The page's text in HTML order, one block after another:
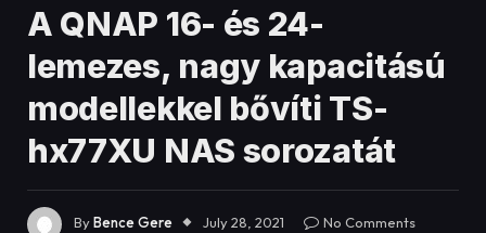
A QNAP 16- és 24-
lemezes, nagy kapacitású
modellekkel bővíti TS-
hx77XU NAS sorozatát
ByBence Gere July 28, 2021
No Comments